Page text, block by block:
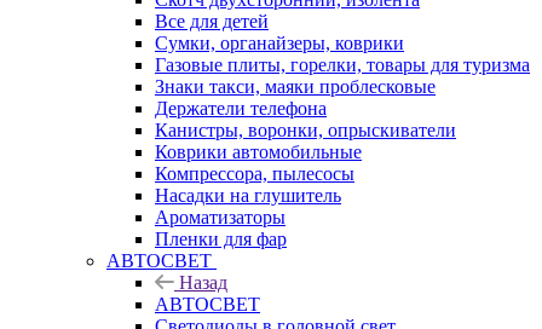
Все для детей
Сумки, органайзеры, коврики
Газовые плиты, горелки, товары для туризма
Знаки такси, маяки проблесковые
Держатели телефона
Канистры, воронки, опрыскиватели
Коврики автомобильные
Компрессора, пылесосы
Насадки на глушитель
Ароматизаторы
Пленки для фар
АВТОСВЕТ
Назад
АВТОСВЕТ